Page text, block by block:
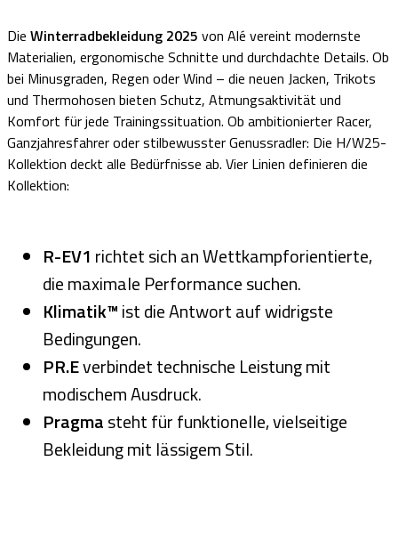
Die Winterradbekleidung 2025 von Alé vereint modernste
Materialien, ergonomische Schnitte und durchdachte Details. Ob
bei Minusgraden, Regen oder Wind – die neuen Jacken, Trikots
und Thermohosen bieten Schutz, Atmungsaktivität und
Komfort für jede Trainingssituation. Ob ambitionierter Racer,
Ganzjahresfahrer oder stilbewusster Genussradler: Die H/W25-
Kollektion deckt alle Bedürfnisse ab. Vier Linien definieren die
Kollektion:
R-EV1 richtet sich an Wettkampforientierte,
die maximale Performance suchen.
Klimatik™ist die Antwort auf widrigste
Bedingungen.
PR.Everbindet technische Leistung mit
modischem Ausdruck.
Pragmasteht für funktionelle, vielseitige
Bekleidung mit lässigem Stil.